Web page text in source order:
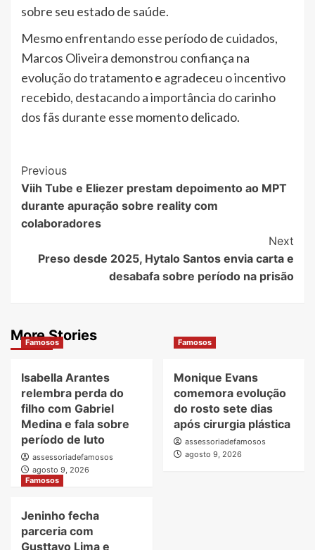
sobre seu estado de saúde.
Mesmo enfrentando esse período de cuidados,
Marcos Oliveira demonstrou confiança na
evolução do tratamento e agradeceu o incentivo
recebido, destacando a importância do carinho
dos fãs durante esse momento delicado.
Post
Navigation
Previous
Viih Tube e Eliezer prestam depoimento ao MPT
durante apuração sobre reality com
colaboradores
Next
Preso desde 2025, Hytalo Santos envia carta e
desabafa sobre período na prisão
More Stories
Famosos
Isabella Arantes
relembra perda do
filho com Gabriel
Medina e fala sobre
período de luto
assessoriadefamosos
agosto 9, 2026
Famosos
Monique Evans
comemora evolução
do rosto sete dias
após cirurgia plástica
assessoriadefamosos
agosto 9, 2026
Famosos
Jeninho fecha
parceria com
Gusttavo Lima e